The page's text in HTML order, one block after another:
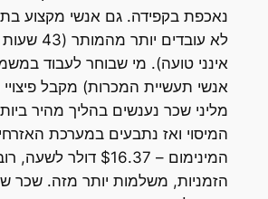
נאכפת בקפידה. גם אנשי מקצוע
לא עובדים יותר
אינני טועה). מי שבוחר לעבוד
אנשי תעשיית המכרות) מקבל פיצויי
מליני שכר נענשים בהליך מהיר
המיסוי ואז נתבעים במערכת
המינימום – $16.37 דולר